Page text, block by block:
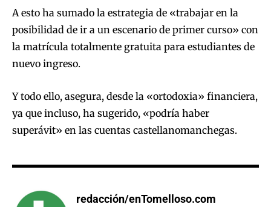
A esto ha sumado la estrategia de «trabajar en la
posibilidad de ir a un escenario de primer curso» con
la matrícula totalmente gratuita para estudiantes de
nuevo ingreso.
Y todo ello, asegura, desde la «ortodoxia» financiera,
ya que incluso, ha sugerido, «podría haber
superávit» en las cuentas castellanomanchegas.
redacción/enTomelloso.com